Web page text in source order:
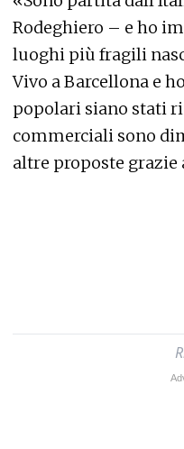
Rodeghiero – e ho
luoghi più fragili
Vivo a Barcellona e
popolari siano stati
commerciali sono
altre proposte